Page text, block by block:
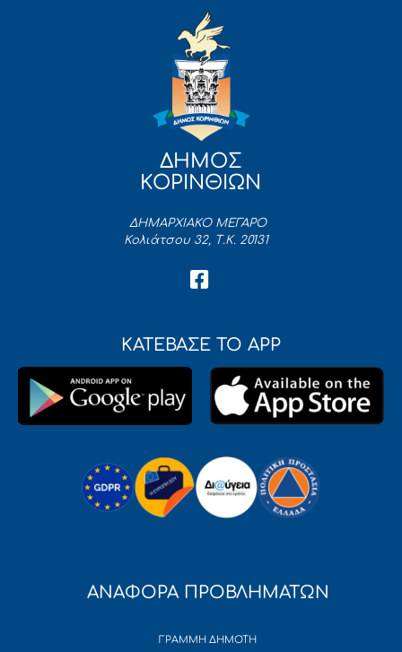
ΔΗΜΟΣ
ΚΟΡΙΝΘΙΩΝ
ΔΗΜΑΡΧΙΑΚΟ ΜΕΓΑΡΟ
Κολιάτσου 32, Τ.Κ. 20131
ΚΑΤΕΒΑΣΕ ΤΟ APP
ΑΝΑΦΟΡΑ ΠΡΟΒΛΗΜΑΤΩΝ
ΓΡΑΜΜΗ ΔΗΜΟΤΗ